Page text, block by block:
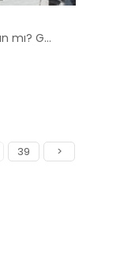
Bu Senin Hayatın mı? Günlük Yaşamınızda Pazarlamanın Görünmez Eli
39 >